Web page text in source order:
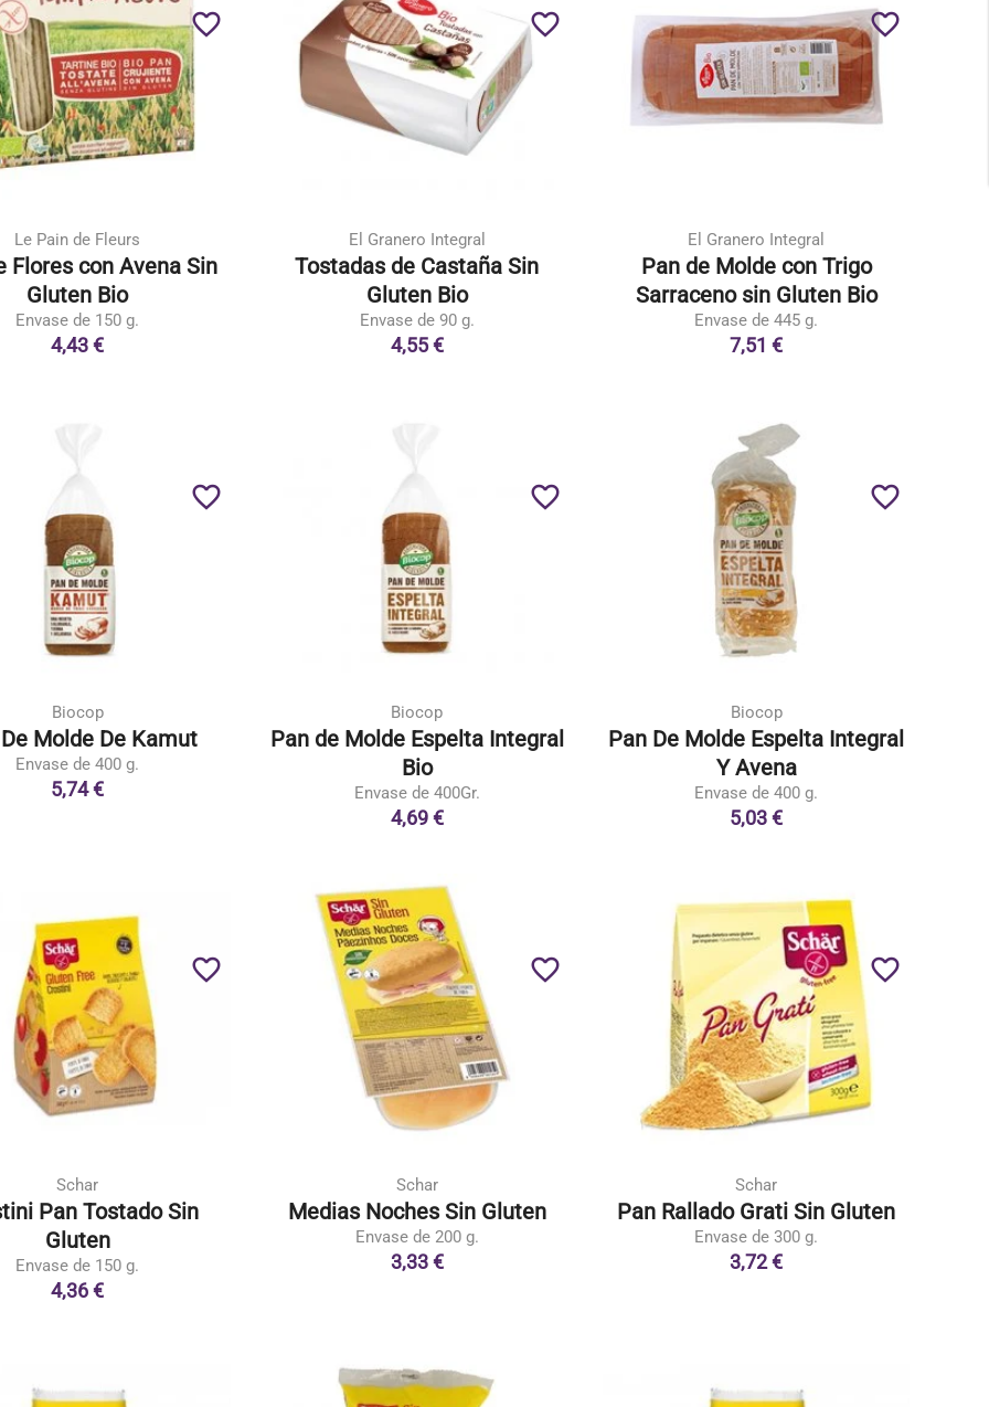
Le Pain de Fleurs
Flores con Avena Sin
Gluten Bio
Envase de 150 g.
4,43 €
favorite_border
El Granero Integral
Tostadas de Castaña Sin
Gluten Bio
Envase de 90 g.
4,55 €
favorite_border
El Granero Integral
Pan de Molde con Trigo
Sarraceno sin Gluten Bio
Envase de 445 g.
7,51 €
favorite_border
Biocop
Molde De Kamut
Envase de 400 g.
5,74 €
favorite_border
Biocop
Pan de Molde Espelta Integral
Bio
Envase de 400Gr.
4,69 €
favorite_border
Biocop
Pan De Molde Espelta Integral
Y Avena
Envase de 400 g.
5,03 €
favorite_border
Schar
Pan Tostado Sin
Gluten
Envase de 150 g.
4,36 €
favorite_border
Schar
Medias Noches Sin Gluten
Envase de 200 g.
3,33 €
favorite_border
Schar
Pan Rallado Grati Sin Gluten
Envase de 300 g.
3,72 €
favorite_border